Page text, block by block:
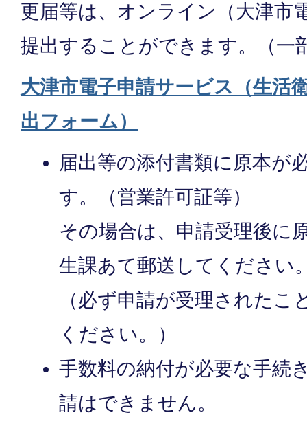
更届等は、オンライン（大津市
提出することができます。（一
大津市電子申請サービス（生活
出フォーム）
届出等の添付書類に原本が
す。（営業許可証等）
その場合は、申請受理後に
生課あて郵送してください
（必ず申請が受理されたこ
ください。）
手数料の納付が必要な手続
請はできません。